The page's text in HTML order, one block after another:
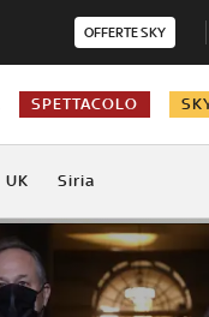
OFFERTE SKY
SPETTACOLO
UK Siria